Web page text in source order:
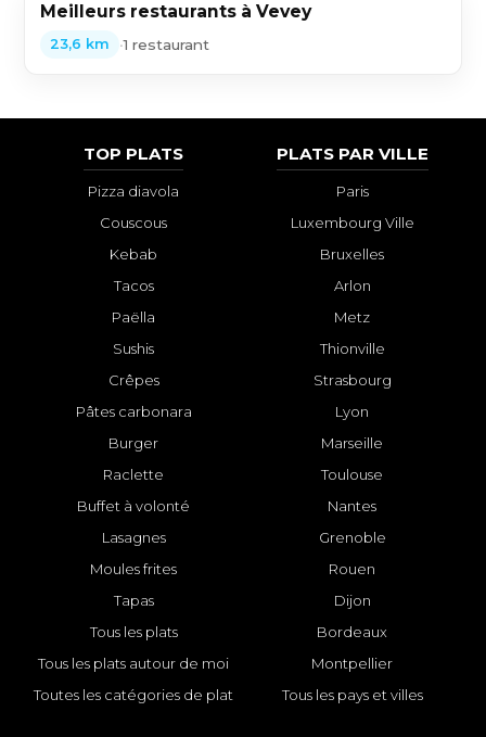
Meilleurs restaurants à Vevey
23,6 km •1 restaurant
TOP PLATS
Pizza diavola
Couscous
Kebab
Tacos
Paëlla
Sushis
Crêpes
Pâtes carbonara
Burger
Raclette
Buffet à volonté
Lasagnes
Moules frites
Tapas
Tous les plats
Tous les plats autour de moi
Toutes les catégories de plat
PLATS PAR VILLE
Paris
Luxembourg Ville
Bruxelles
Arlon
Metz
Thionville
Strasbourg
Lyon
Marseille
Toulouse
Nantes
Grenoble
Rouen
Dijon
Bordeaux
Montpellier
Tous les pays et villes